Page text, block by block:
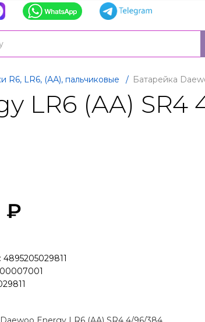
R6, LR6, (АА), пальчиковые / Батарейка
LR6 (AA) SR4
₽